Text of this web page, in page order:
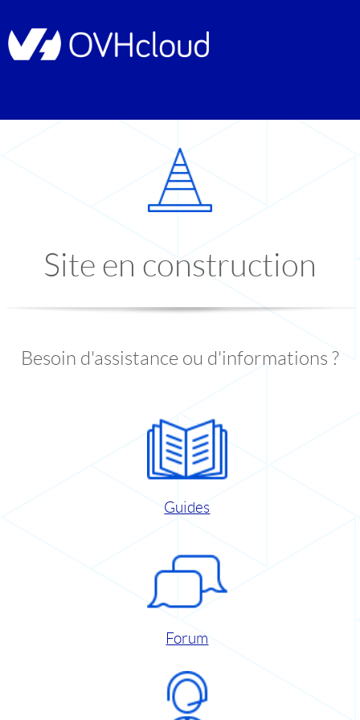
Site en construction
Besoin d'assistance ou d'informations ?
Guides
Forum